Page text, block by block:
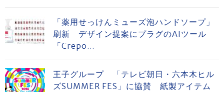
「薬用せっけんミューズ泡ハンドソープ」
刷新 デザイン提案にプラグのAIツール
「Crepo...
王子グループ 「テレビ朝日・六本木ヒル
ズSUMMER FES」に協賛 紙製アイテム